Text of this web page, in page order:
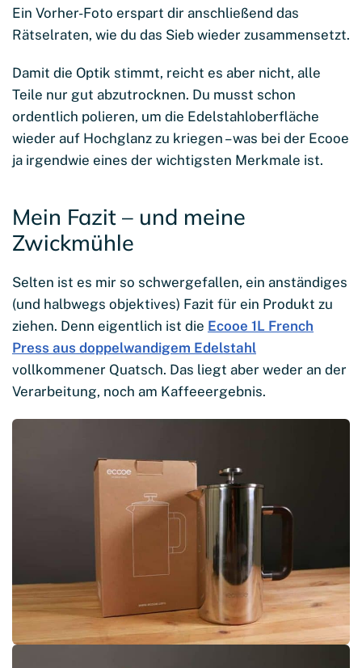
Ein Vorher-Foto erspart dir anschließend das
Rätselraten, wie du das Sieb wieder zusammensetzt.
Damit die Optik stimmt, reicht es aber nicht, alle
Teile nur gut abzutrocknen. Du musst schon
ordentlich polieren, um die Edelstahloberfläche
wieder auf Hochglanz zu kriegen – was bei der Ecooe
ja irgendwie eines der wichtigsten Merkmale ist.
Mein Fazit – und meine
Zwickmühle
Selten ist es mir so schwergefallen, ein anständiges
(und halbwegs objektives) Fazit für ein Produkt zu
ziehen. Denn eigentlich ist die Ecooe 1L French
Press aus doppelwandigem Edelstahl
vollkommener Quatsch. Das liegt aber weder an der
Verarbeitung, noch am Kaffeeergebnis.